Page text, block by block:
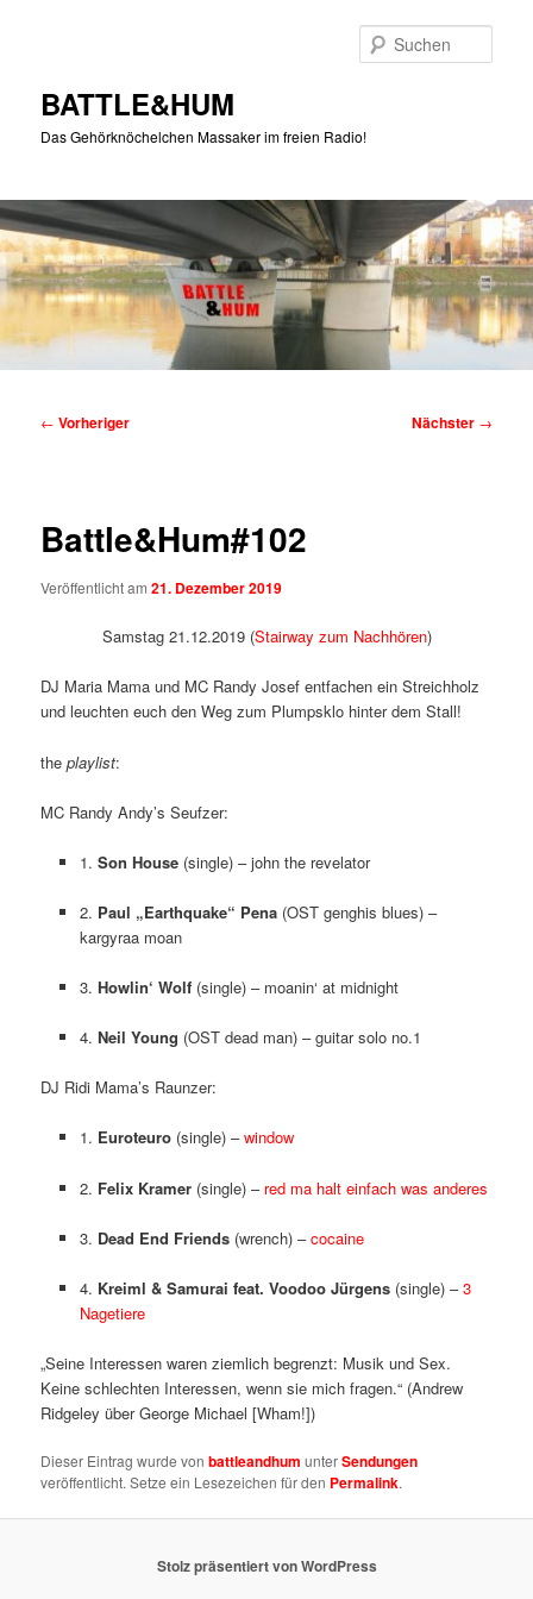
BATTLE&HUM
Das Gehörknöchelchen Massaker im freien Radio!
Beitragsnavigation
← Vorheriger Nächster →
Battle&Hum#102
Veröffentlicht am21. Dezember 2019
Samstag 21.12.2019 (Stairway zum Nachhören)
DJ Maria Mama und MC Randy Josef entfachen ein Streichholz
und leuchten euch den Weg zum Plumpsklo hinter dem Stall!
theplaylist:
MC Randy Andy’s Seufzer:
1. Son House(single) – john the revelator
2. Paul „Earthquake“ Pena(OST genghis blues) –
kargyraa moan
3. Howlin‘ Wolf(single) – moanin‘ at midnight
4. Neil Young (OST dead man) – guitar solo no.1
DJ Ridi Mama’s Raunzer:
1. Euroteuro(single) –window
2. Felix Kramer(single) – red ma halt einfach was anderes
3. Dead End Friends(wrench) –cocaine
4. Kreiml & Samurai feat. Voodoo Jürgens(single) –3
Nagetiere
„Seine Interessen waren ziemlich begrenzt: Musik und Sex.
Keine schlechten Interessen, wenn sie mich fragen.“ (Andrew
Ridgeley über George Michael [Wham!])
Dieser Eintrag wurde vonbattleandhum unterSendungen
veröffentlicht. Setze ein Lesezeichen für den Permalink.
Stolz präsentiert von WordPress